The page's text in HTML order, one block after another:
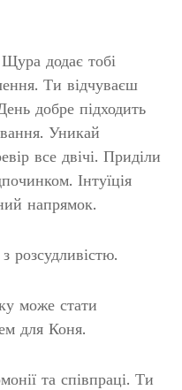
додає тобі
Ти відчуваєш
добре підходить
Уникай
все двічі. Приділи
Інтуїція
напрямок.
розсудливістю.
може стати
для Коня.
та співпраці. Ти